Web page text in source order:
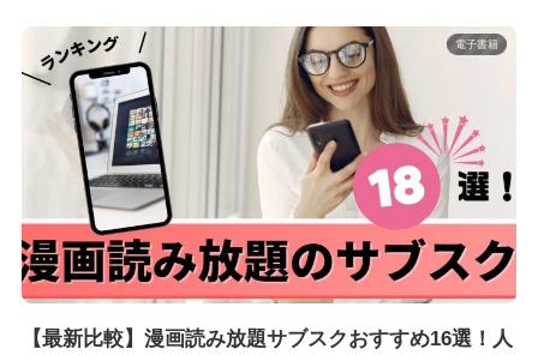
電子書籍
【最新比較】漫画読み放題サブスクおすすめ16選！人